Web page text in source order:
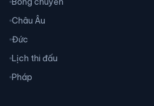
Châu Âu
Đức
Lịch thi đấu
Pháp